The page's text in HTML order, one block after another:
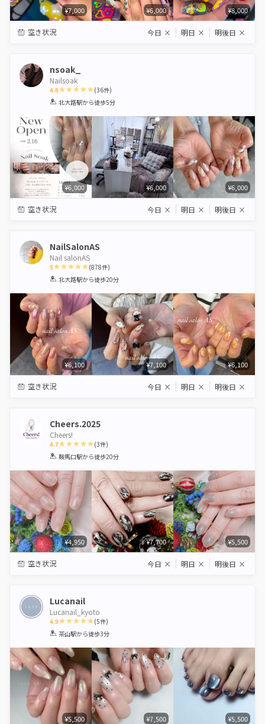
¥7,000 ¥6,000 ¥8,000
空き状況 今日 × 明日 × 明後日 ×
nsoak_
Nailsoak
4.8
1 2 3 4 5
(36件)
北大路駅から徒歩5分
¥6,000 ¥6,000 ¥6,000
空き状況 今日 × 明日 × 明後日 ×
NailSalonAS
Nail salonAS
5
1 2 3 4 5
(878件)
北大路駅から徒歩20分
¥6,100 ¥7,100 ¥6,100
空き状況 今日 × 明日 × 明後日 ×
Cheers.2025
Cheers!
4.7
1 2 3 4 5
(3件)
鞍馬口駅から徒歩20分
¥4,950 ¥7,700 ¥5,500
空き状況 今日 × 明日 × 明後日 ×
Lucanail
Lucanail_kyoto
4.9
1 2 3 4 5
(5件)
茶山駅から徒歩3分
¥5,500 ¥7,500 ¥5,500